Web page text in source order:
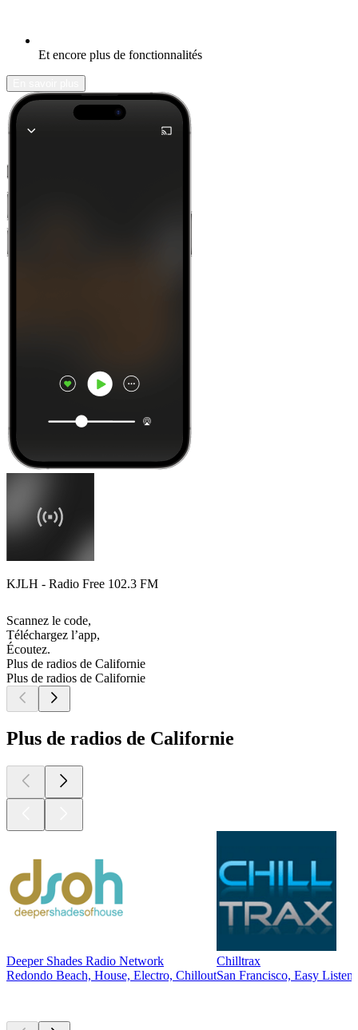
Et encore plus de fonctionnalités
KJLH - Radio Free 102.3 FM
Scannez le code,
Téléchargez l’app,
Écoutez.
Plus de radios de Californie
Plus de radios de Californie
Plus de radios de Californie
Deeper Shades Radio Network
Redondo Beach, House, Electro, Chillout
Chilltrax
San Francisco, Easy